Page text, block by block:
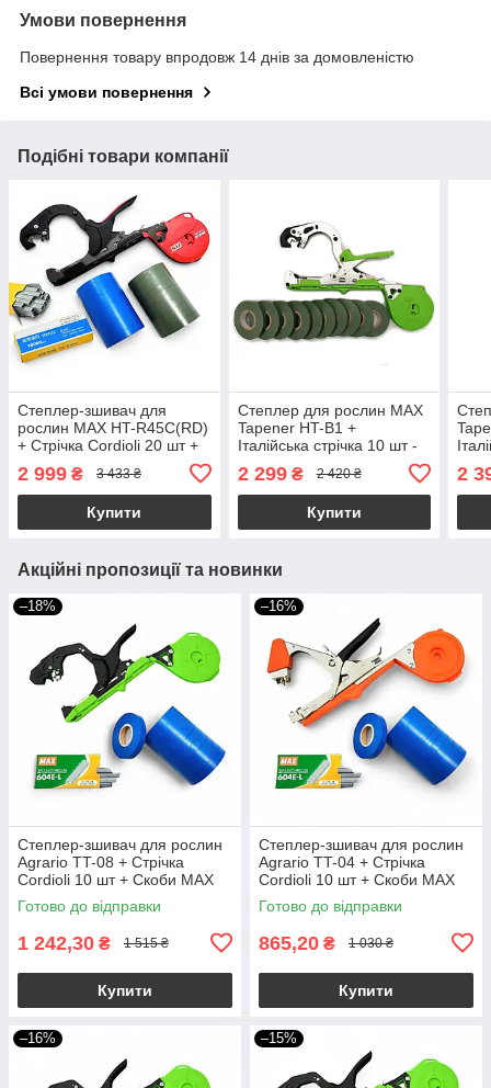
Умови повернення
Повернення товару впродовж 14 днів за домовленістю
Всі умови повернення
Подібні товари компанії
Степлер-зшивач для
рослин MAX HT-R45C(RD)
+ Стрічка Cordioli 20 шт +
Скоби Agrario - Тапенер
Акційний Набір
2 999 ₴ 3 433 ₴
Купити
Степлер для рослин MAX
Tapener HT-B1 +
Італійська стрічка 10 шт -
Тапенер Акційний Набір
2 299₴ 2 420 ₴
Купити
2
Акційні пропозиції та новинки
–18%
Степлер-зшивач для рослин
Agrario TT-08 + Стрічка
Cordioli 10 шт + Скоби MAX
Готово до відправки
1 242,30 ₴ 1 515 ₴
Купити
–16%
Степлер-зшивач для рослин
Agrario TT-04 + Стрічка
Cordioli 10 шт + Скоби MAX
Готово до відправки
865,20 ₴ 1 030 ₴
Купити
–16% –15%